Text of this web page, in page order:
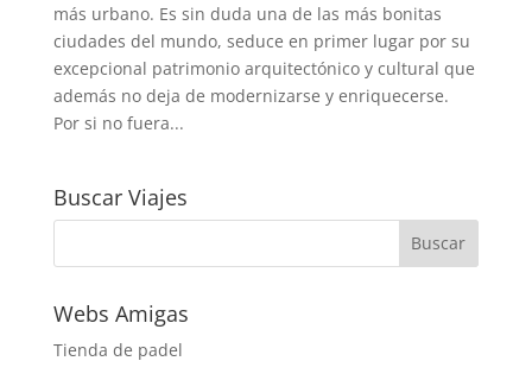
más urbano. Es sin duda una de las más bonitas
ciudades del mundo, seduce en primer lugar por su
excepcional patrimonio arquitectónico y cultural que
además no deja de modernizarse y enriquecerse.
Por si no fuera...
Buscar Viajes
Webs Amigas
Tienda de padel